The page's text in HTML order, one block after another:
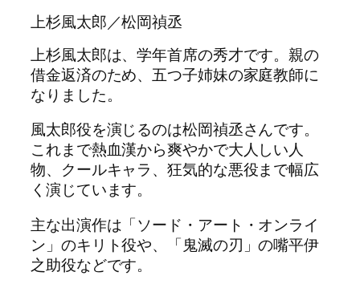
上杉風太郎／松岡禎丞
上杉風太郎は、学年首席の秀才です。親の
借金返済のため、五つ子姉妹の家庭教師に
なりました。
風太郎役を演じるのは松岡禎丞さんです。
これまで熱血漢から爽やかで大人しい人
物、クールキャラ、狂気的な悪役まで幅広
く演じています。
主な出演作は「ソード・アート・オンライ
ン」のキリト役や、「鬼滅の刃」の嘴平伊
之助役などです。